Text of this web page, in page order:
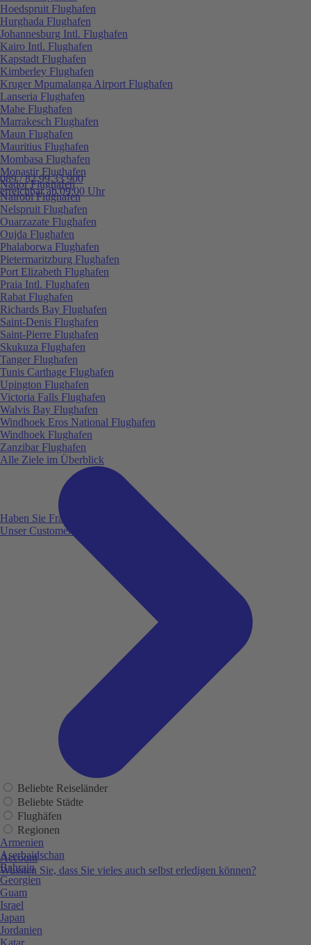
089 / 82 99 33 900
erreichbar ab 09:00 Uhr
Haben Sie Fragen?
Unser Customer Service ist für Sie da!
Account
Wussten Sie, dass Sie vieles auch selbst erledigen können?
Hoedspruit Flughafen
Hurghada Flughafen
Johannesburg Intl. Flughafen
Kairo Intl. Flughafen
Kapstadt Flughafen
Kimberley Flughafen
Kruger Mpumalanga Airport Flughafen
Lanseria Flughafen
Mahe Flughafen
Marrakesch Flughafen
Maun Flughafen
Mauritius Flughafen
Mombasa Flughafen
Monastir Flughafen
Nador Flughafen
Nairobi Flughafen
Nelspruit Flughafen
Ouarzazate Flughafen
Oujda Flughafen
Phalaborwa Flughafen
Pietermaritzburg Flughafen
Port Elizabeth Flughafen
Praia Intl. Flughafen
Rabat Flughafen
Richards Bay Flughafen
Saint-Denis Flughafen
Saint-Pierre Flughafen
Skukuza Flughafen
Tanger Flughafen
Tunis Carthage Flughafen
Upington Flughafen
Victoria Falls Flughafen
Walvis Bay Flughafen
Windhoek Eros National Flughafen
Windhoek Flughafen
Zanzibar Flughafen
Alle Ziele im Überblick
Beliebte Reiseländer
Beliebte Städte
Flughäfen
Regionen
Armenien
Aserbaidschan
Bahrain
Georgien
Guam
Israel
Japan
Jordanien
Katar